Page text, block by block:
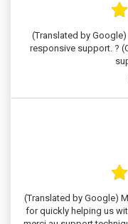
(Translated by
responsive support. ?
(Translated by Google)
for quickly helping us